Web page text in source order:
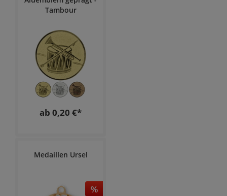
Tambour
ab 0,20 €*
%
Medaillen Ursel